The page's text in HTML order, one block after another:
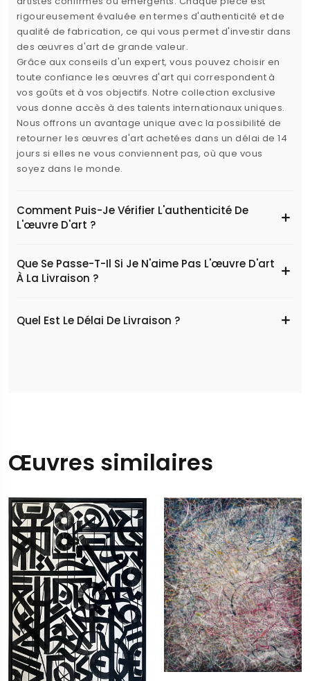
rigoureusement évaluée en termes d'authenticité et de
qualité de fabrication, ce qui vous permet d'investir dans
des œuvres d'art de grande valeur.
Grâce aux conseils d'un expert, vous pouvez choisir en
toute confiance les œuvres d'art qui correspondent à
vos goûts et à vos objectifs. Notre collection exclusive
vous donne accès à des talents internationaux uniques.
Nous offrons un avantage unique avec la possibilité de
retourner les œuvres d'art achetées dans un délai de 14
jours si elles ne vous conviennent pas, où que vous
soyez dans le monde.
Comment Puis-Je Vérifier L'authenticité De
L'œuvre D'art ?
Que Se Passe-T-Il Si Je N'aime Pas L'œuvre D'art
À La Livraison ?
Quel Est Le Délai De Livraison ?
Œuvres similaires